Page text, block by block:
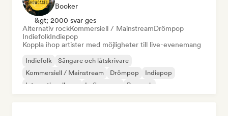
Booker
&gt; 2000 svar ges
Alternativ rockKommersiell / MainstreamDrömpop
IndiefolkIndiepop
Koppla ihop artister med möjligheter till live-evenemang
Indiefolk
Sångare och låtskrivare
Kommersiell / Mainstream
Drömpop
Indiepop
Internationell pop
Lofi sovrum Poprock